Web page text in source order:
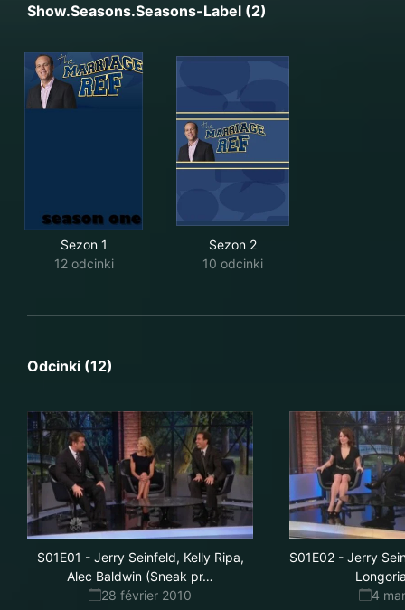
Show.seasons.seasons-Label (2)
Sezon 1
12 odcinki
Sezon 2
10 odcinki
Odcinki (12)
S01E01 - Jerry Seinfeld, Kelly Ripa,
Alec Baldwin (Sneak pr…
28 février 2010
S01E02 - Jerry
4